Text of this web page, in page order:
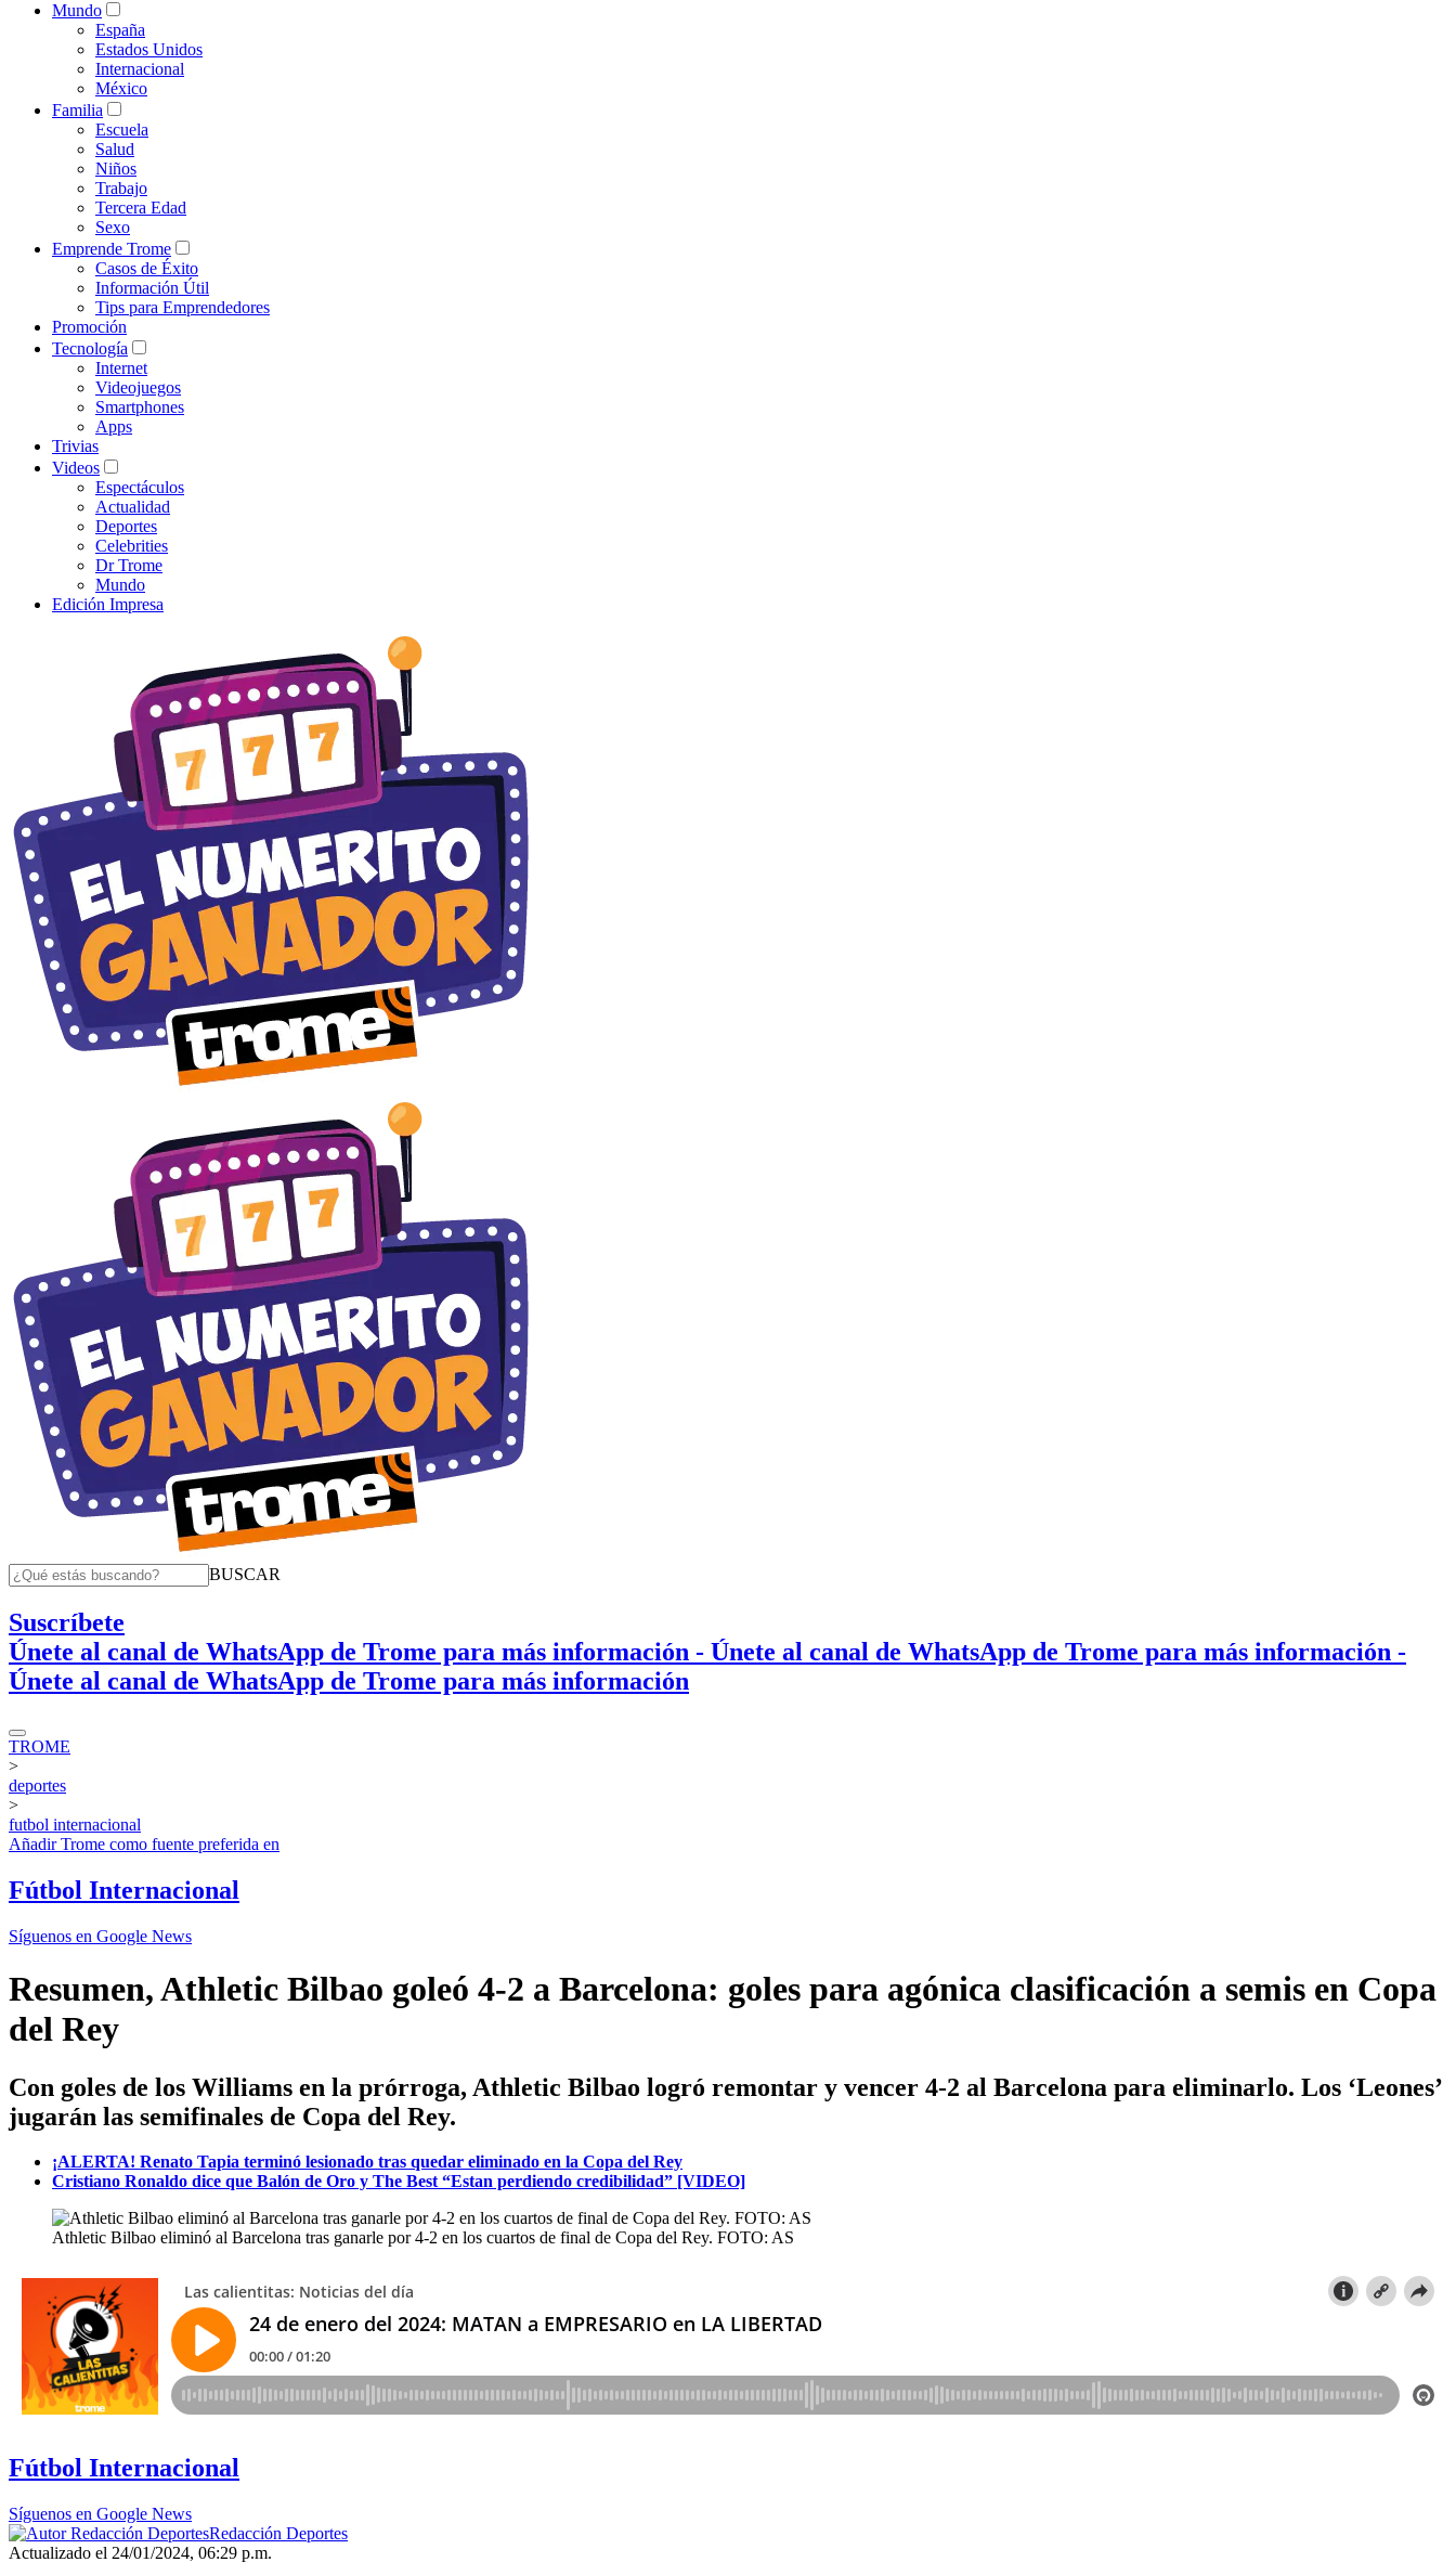
Mundo
España
Estados Unidos
Internacional
México
Familia
Escuela
Salud
Niños
Trabajo
Tercera Edad
Sexo
Emprende Trome
Casos de Éxito
Información Útil
Tips para Emprendedores
Promoción
Tecnología
Internet
Videojuegos
Smartphones
Apps
Trivias
Videos
Espectáculos
Actualidad
Deportes
Celebrities
Dr Trome
Mundo
Edición Impresa
BUSCAR
Suscríbete
Únete al canal de WhatsApp de Trome para más información - Únete al canal de WhatsApp de Trome para más información -
Únete al canal de WhatsApp de Trome para más información
TROME
>
deportes
>
futbol internacional
AñadirTrome como fuente preferida en
Fútbol Internacional
Síguenos en Google News
Resumen, Athletic Bilbao goleó 4-2 a Barcelona: goles para agónica clasificación a semis en Copa
del Rey
Con goles de los Williams en la prórroga, Athletic Bilbao logró remontar y vencer 4-2 al Barcelona para eliminarlo. Los ‘Leones’
jugarán las semifinales de Copa del Rey.
¡ALERTA! Renato Tapia terminó lesionado tras quedar eliminado en la Copa del Rey
Cristiano Ronaldo dice que Balón de Oro y The Best “Estan perdiendo credibilidad” [VIDEO]
Athletic Bilbao eliminó al Barcelona tras ganarle por 4-2 en los cuartos de final de Copa del Rey. FOTO: AS
Fútbol Internacional
Síguenos en Google News
Redacción Deportes
Actualizado el 24/01/2024, 06:29 p.m.